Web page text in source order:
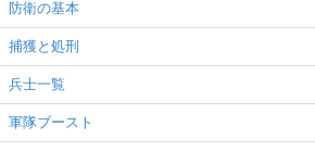
防衛の基本
捕獲と処刑
兵士一覧
軍隊ブースト